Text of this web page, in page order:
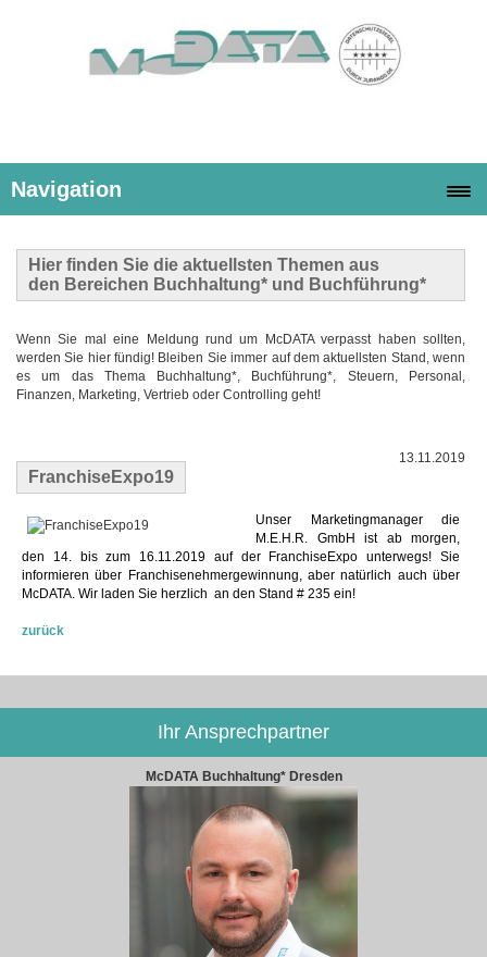
Navigation
Hier finden Sie die aktuellsten Themen aus
den Bereichen Buchhaltung* und Buchführung*
Wenn Sie mal eine Meldung rund um McDATA verpasst haben sollten,
werden Sie hier fündig! Bleiben Sie immer auf dem aktuellsten Stand, wenn
es um das Thema Buchhaltung*, Buchführung*, Steuern, Personal,
Finanzen, Marketing, Vertrieb oder Controlling geht!
FranchiseExpo19
13.11.2019
Unser Marketingmanager die
M.E.H.R. GmbH ist ab morgen,
den 14. bis zum 16.11.2019 auf der FranchiseExpo unterwegs! Sie
informieren über Franchisenehmergewinnung, aber natürlich auch über
McDATA. Wir laden Sie herzlich an den Stand # 235 ein!
zurück
Ihr Ansprechpartner
McDATA Buchhaltung* Dresden